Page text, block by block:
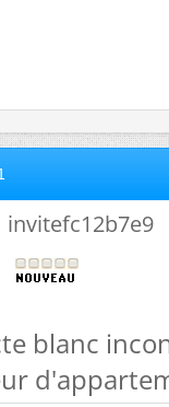
invitefc12b7e9
blanc